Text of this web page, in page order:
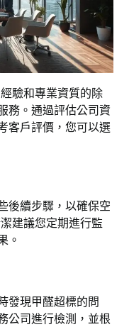
驗和專業資質的除
務。通過評估公司資
客戶評價，您可以選
後續步驟，以確保空
建議您定期進行監
。
發現甲醛超標的問
公司進行檢測，並根